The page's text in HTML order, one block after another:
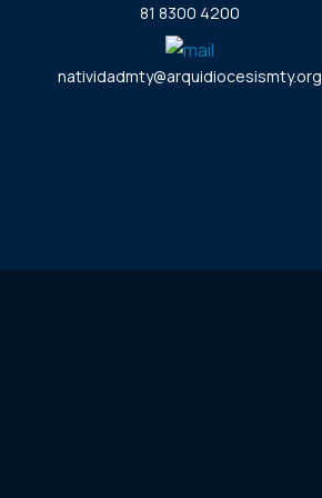
81 8300 4200
natividadmty@arquidiocesismty.org